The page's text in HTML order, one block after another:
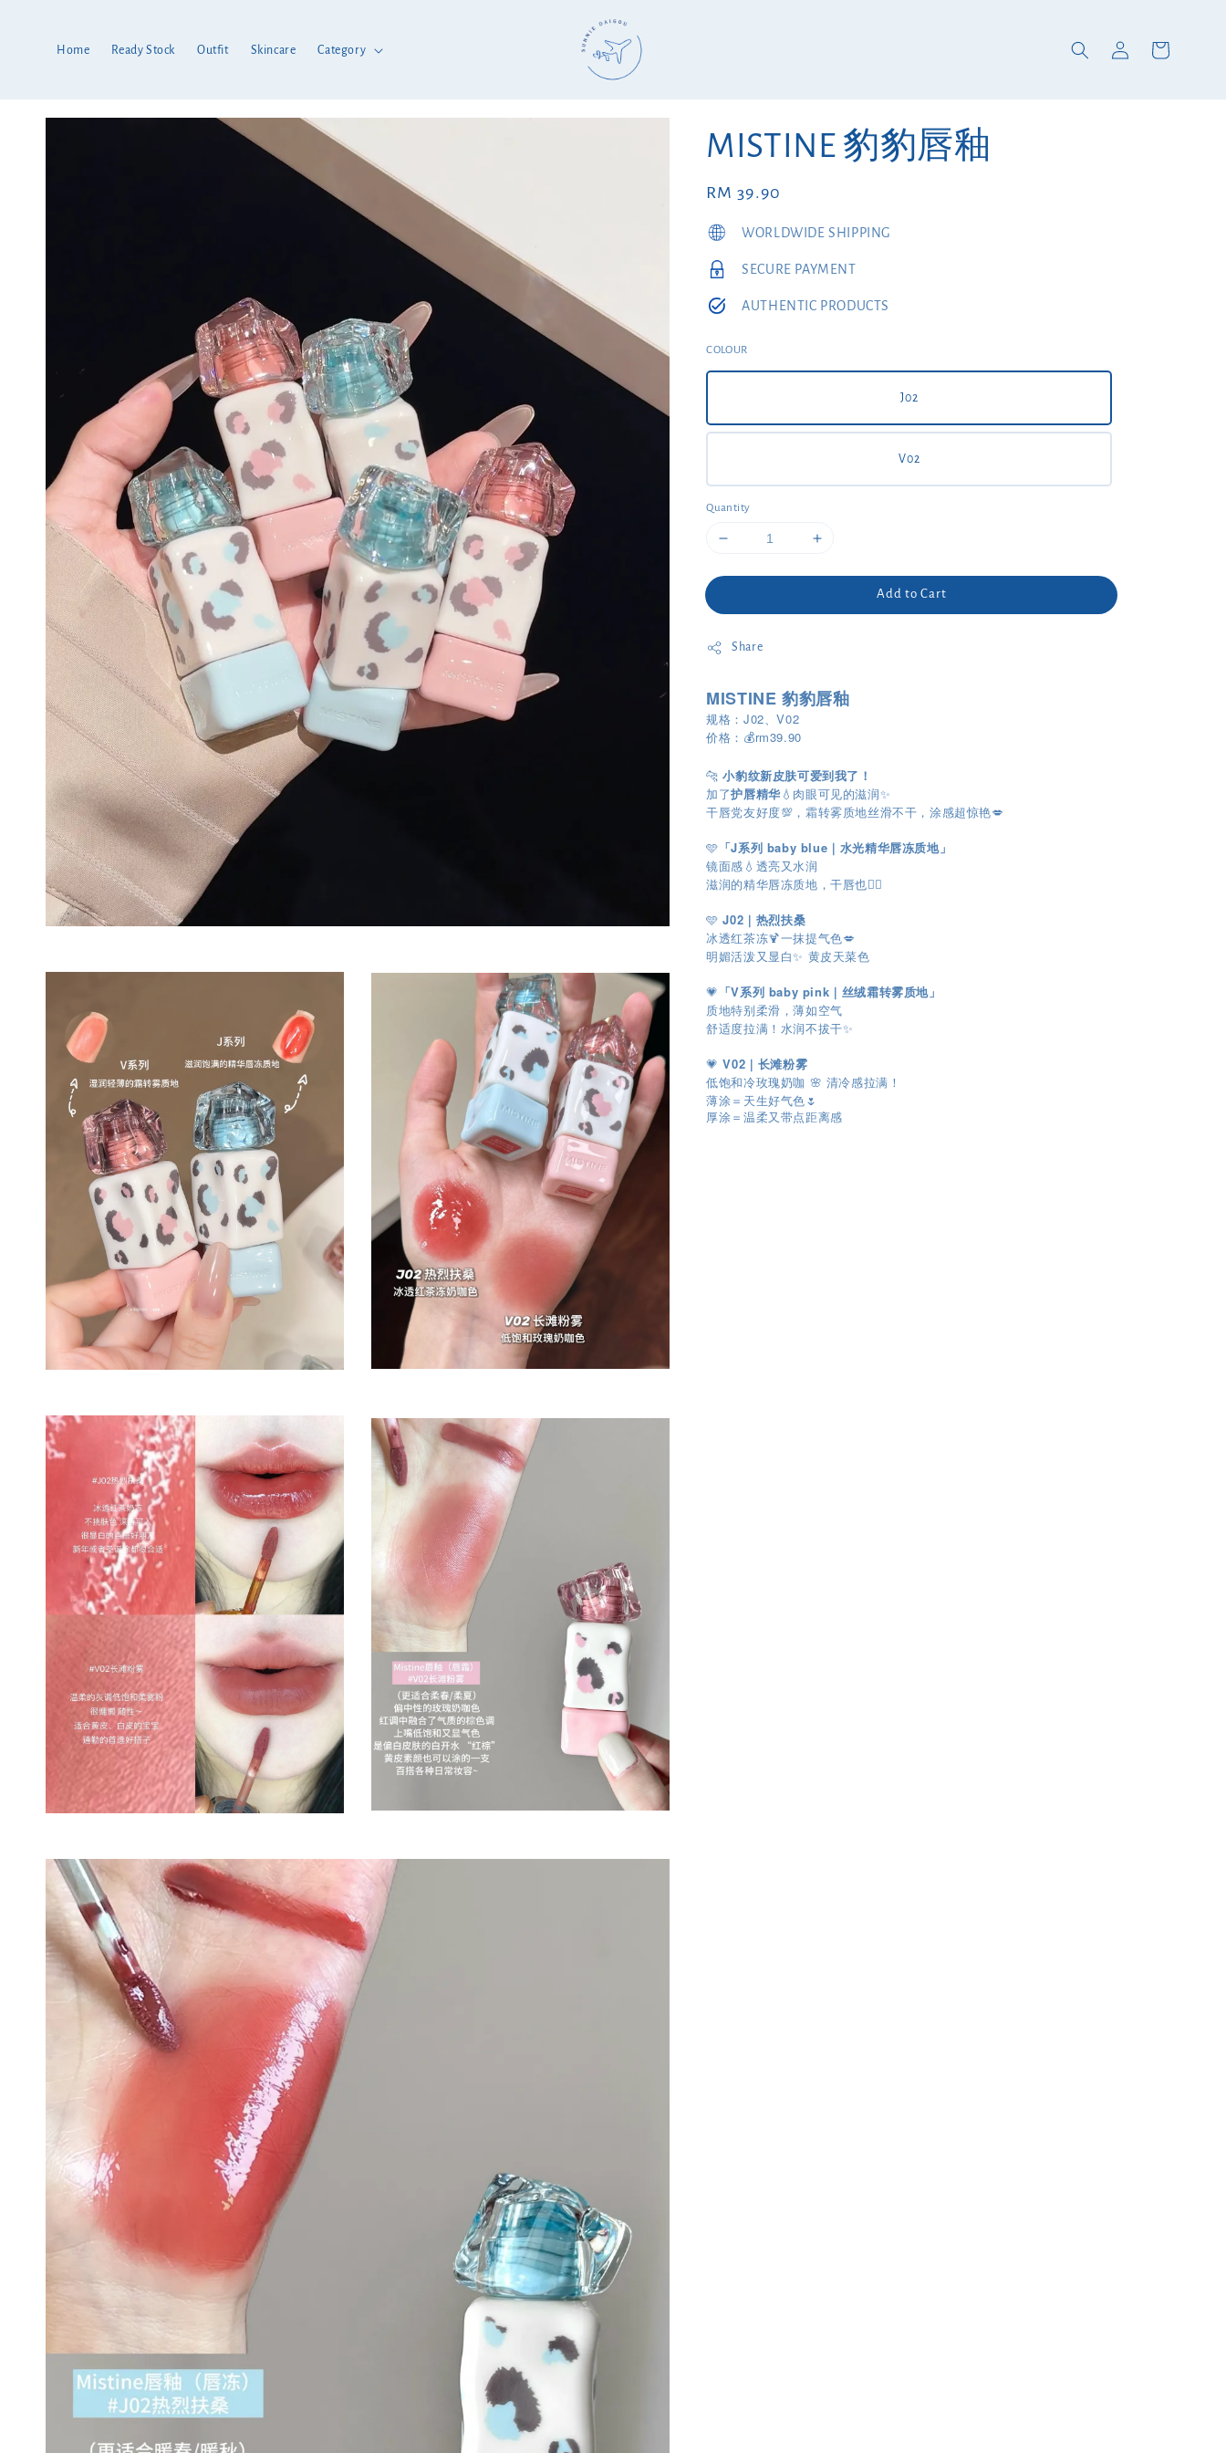
Home Ready Stock Outfit Skincare Category
MISTINE 豹豹唇釉
Regular
price
RM 39.90
WORLDWIDE SHIPPING
SECURE PAYMENT
AUTHENTIC PRODUCTS
COLOUR
J02
V02
Quantity
Add to Cart
Share
MISTINE 豹豹唇釉
规格：J02、V02
价格：💰rm39.90
🐆小豹纹新皮肤可爱到我了！
加了护唇精华💧肉眼可见的滋润✨
干唇党友好度💯，霜转雾质地丝滑不干，涂感超惊艳💋
🩵 「J系列 baby blue｜水光精华唇冻质地」
镜面感💧透亮又水润
滋润的精华唇冻质地，干唇也👌🏻
🩵J02｜热烈扶桑
冰透红茶冻🍹一抹提气色💋
明媚活泼又显白✨ 黄皮天菜色
💗 「V系列 baby pink｜丝绒霜转雾质地」
质地特别柔滑，薄如空气
舒适度拉满！水润不拔干✨
💗V02｜长滩粉雾
低饱和冷玫瑰奶咖 🌸 清冷感拉满！
薄涂＝天生好气色🌷
厚涂＝温柔又带点距离感